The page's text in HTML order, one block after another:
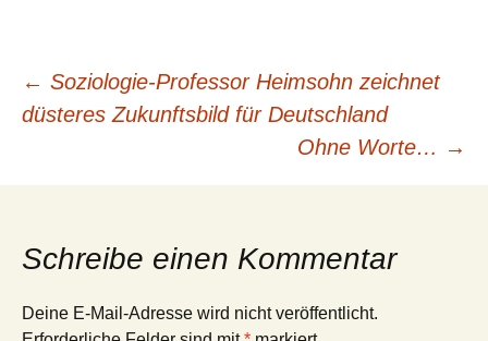
Beitrags-
Navigation
← Soziologie-Professor Heimsohn zeichnet
düsteres Zukunftsbild für Deutschland
Ohne Worte… →
Schreibe einen Kommentar
Deine E-Mail-Adresse wird nicht veröffentlicht.